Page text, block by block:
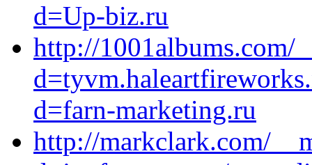
d=Up-biz.ru
http://1001albums.com/
d=farn-marketing.ru
http://markclark.com/